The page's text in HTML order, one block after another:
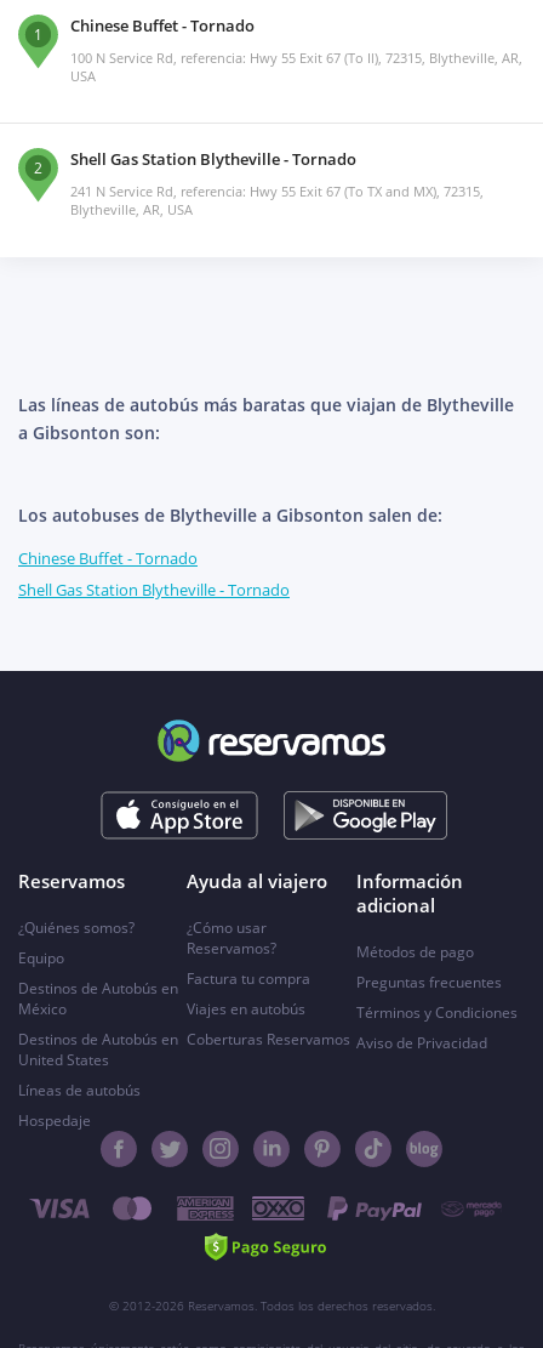
1 Chinese Buffet - Tornado
100 N Service Rd, referencia: Hwy 55 Exit 67 (To Il), 72315, Blytheville, AR,
USA
2 Shell Gas Station Blytheville - Tornado
241 N Service Rd, referencia: Hwy 55 Exit 67 (To TX and MX), 72315,
Blytheville, AR, USA
Las líneas de autobús más baratas que viajan de Blytheville
a Gibsonton son:
Los autobuses de Blytheville a Gibsonton salen de:
Chinese Buffet - Tornado
Shell Gas Station Blytheville - Tornado
Reservamos
¿Quiénes somos?
Equipo
Destinos de Autobús en
México
Destinos de Autobús en
United States
Líneas de autobús
Hospedaje
Ayuda al viajero
¿Cómo usar
Reservamos?
Factura tu compra
Viajes en autobús
Coberturas Reservamos
Información
adicional
Métodos de pago
Preguntas frecuentes
Términos y Condiciones
Aviso de Privacidad
© 2012-2026 Reservamos. Todos los derechos reservados.